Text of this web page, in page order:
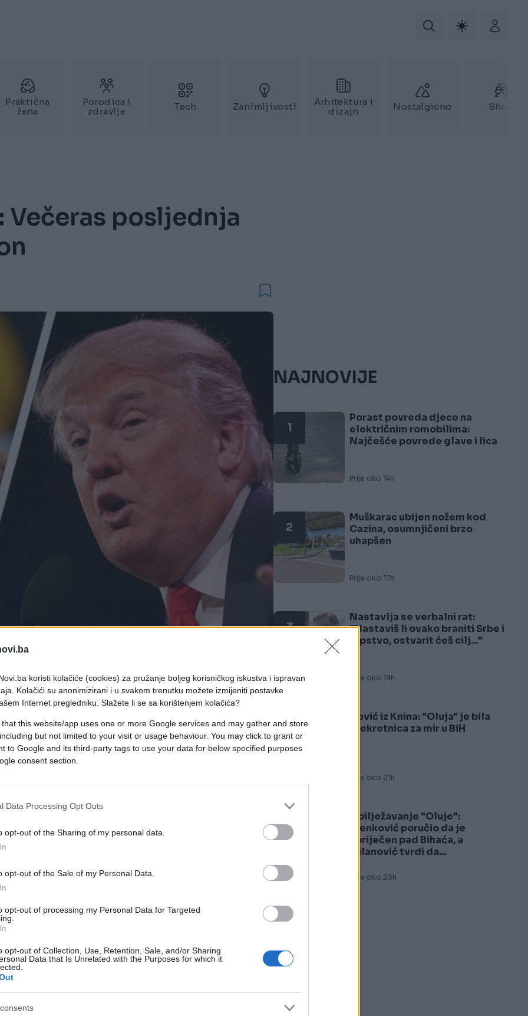
koristi kolačiće (cookies) za pružanje boljeg korisničkog iskustva i ispravan
Kolačići su anonimizirani i u svakom trenutku možete izmijeniti postavke
Internet pregledniku. Slažete li se sa korištenjem kolačića?
that this website/app uses one or more Google services and may gather and store
but not limited to your visit or usage behaviour. You may click to grant or
to Google and its third-party tags to use your data for below specified purposes
consent section.
Data Processing Opt Outs
opt-out of the Sharing of my personal data.
opt-out of the Sale of my Personal Data.
opt-out of processing my Personal Data for Targeted
opt-out of Collection, Use, Retention, Sale, and/or Sharing
Data that Is Unrelated with the Purposes for which it
Praktična
žena
Porodica i
zdravlje
Tech Zanimljivosti
Arhitektura i
dizajn
Nostalgicno Show
posljednja
Clinton suočit će se večeras u trećoj i posljednjoj,
skandalima i nekadašnjim e-mailovima nego
i Hillary Clinton suočit će se večeras u trećoj i
više bavi seksualnim skandalima i nekadašnjim
Donalda Trumpa da promijeni smjer trke
partije Hillary Clinton.
ulaze s različitim motivima, očekuje se i
krenuti na rivalku s optužbama o spornim
s Wall streetom i dugim skandalima iz njenih
provokacijama koje bi kao i
argumentacije.
NAJNOVIJE
1
Porast povreda djece na
električnim romobilima:
Najčešće povrede glave i lica
Prije oko 14h
2
Muškarac ubijen nožem kod
Cazina, osumnjičeni brzo
uhapšen
Prije oko 17h
3
Nastavlja se verbalni rat:
"Nastaviš li ovako braniti Srbe i
srpstvo, ostvarit ćeš cilj..."
Prije oko 19h
4
Čović iz Knina: "Oluja" je bila
prekretnica za mir u BiH
Prije oko 21h
5
Obilježavanje "Oluje":
Plenković poručio da je
spriječen pad Bihaća, a
Milanović tvrdi da...
Prije oko 23h